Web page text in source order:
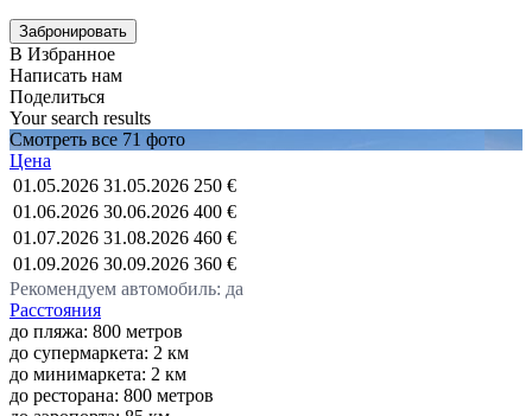
В Избранное
Написать нам
Поделиться
Your search results
Смотреть все 71 фото
Цена
01.05.2026 31.05.2026 250 €
01.06.2026 30.06.2026 400 €
01.07.2026 31.08.2026 460 €
01.09.2026 30.09.2026 360 €
Рекомендуем автомобиль: да
Расстояния
до пляжа: 800 метров
до супермаркета: 2 км
до минимаркета: 2 км
до ресторана: 800 метров